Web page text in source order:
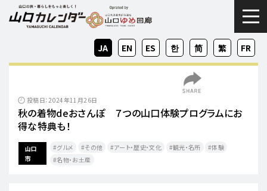
ZH-
CN
ZH-
TW
EN FR
JA KO
ES
投稿日：2024年11月26日
秋の着物deおさんぽ ７つの山口体験プログラムにお
得な特典も！
山口
市
グルメ その他 アート・歴史・文化 観光・名所
体験
名物・お土産